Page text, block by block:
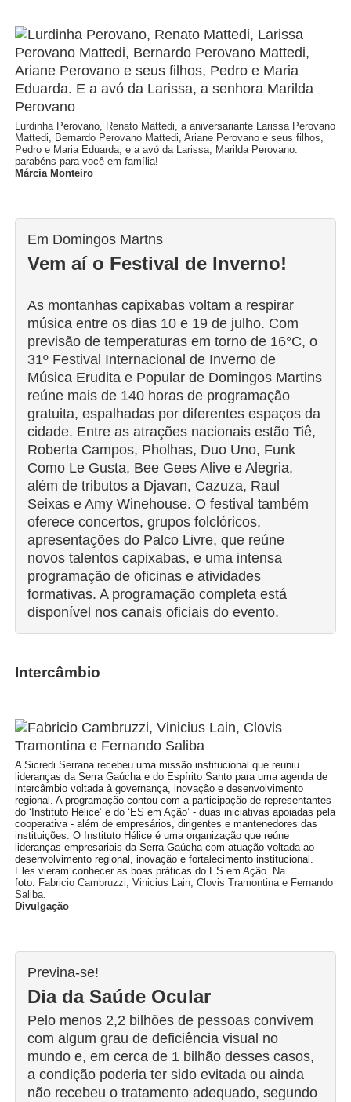
Lurdinha Perovano, Renato Mattedi, a aniversariante Larissa Perovano
Mattedi, Bernardo Perovano Mattedi, Ariane Perovano e seus filhos,
Pedro e Maria Eduarda, e a avó da Larissa, Marilda Perovano:
parabéns para você em família!
Márcia Monteiro
Em Domingos Martns
Vem aí o Festival de Inverno!
As montanhas capixabas voltam a respirar
música entre os dias 10 e 19 de julho. Com
previsão de temperaturas em torno de 16°C, o
31º Festival Internacional de Inverno de
Música Erudita e Popular de Domingos Martins
reúne mais de 140 horas de programação
gratuita, espalhadas por diferentes espaços da
cidade. Entre as atrações nacionais estão Tiê,
Roberta Campos, Pholhas, Duo Uno, Funk
Como Le Gusta, Bee Gees Alive e Alegria,
além de tributos a Djavan, Cazuza, Raul
Seixas e Amy Winehouse. O festival também
oferece concertos, grupos folclóricos,
apresentações do Palco Livre, que reúne
novos talentos capixabas, e uma intensa
programação de oficinas e atividades
formativas. A programação completa está
disponível nos canais oficiais do evento.
Intercâmbio
A Sicredi Serrana recebeu uma missão institucional que reuniu
lideranças da Serra Gaúcha e do Espírito Santo para uma agenda de
intercâmbio voltada à governança, inovação e desenvolvimento
regional. A programação contou com a participação de representantes
do ‘Instituto Hélice’ e do ‘ES em Ação’ - duas iniciativas apoiadas pela
cooperativa - além de empresários, dirigentes e mantenedores das
instituições. O Instituto Hélice é uma organização que reúne
lideranças empresariais da Serra Gaúcha com atuação voltada ao
desenvolvimento regional, inovação e fortalecimento institucional.
Eles vieram conhecer as boas práticas do ES em Ação. Na
foto: Fabricio Cambruzzi, Vinicius Lain, Clovis Tramontina e Fernando
Saliba.
Divulgação
Previna-se!
Dia da Saúde Ocular
Pelo menos 2,2 bilhões de pessoas convivem
com algum grau de deficiência visual no
mundo e, em cerca de 1 bilhão desses casos,
a condição poderia ter sido evitada ou ainda
não recebeu o tratamento adequado, segundo